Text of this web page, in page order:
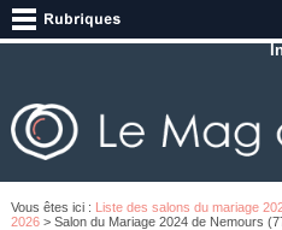
Vous êtes ici : Liste des salons du mariage
2026> Salon du Mariage 2024 de Nemours